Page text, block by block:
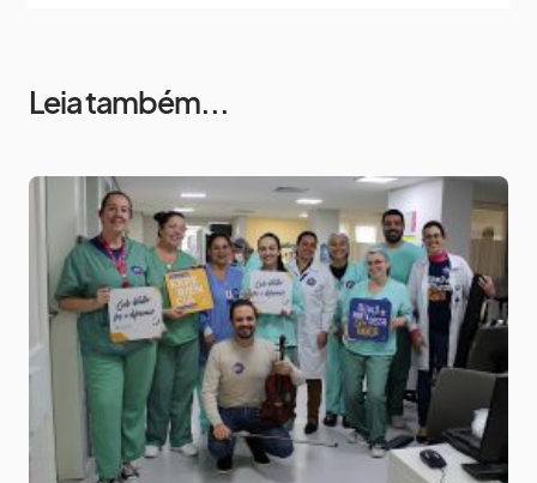
Leia também...